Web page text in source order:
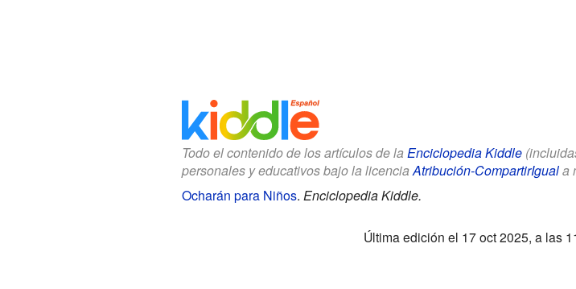
Todo el contenido de los artículos de la Enciclopedia Kiddle
personales y educativos bajo la licencia Atribución-CompartirIguala
Ocharán para Niños. Enciclopedia Kiddle.
Última edición el 17 oct 2025, a las